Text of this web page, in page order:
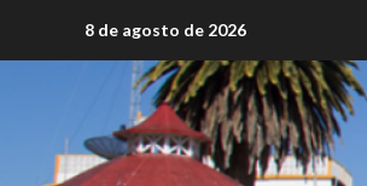
8 de agosto de 2026